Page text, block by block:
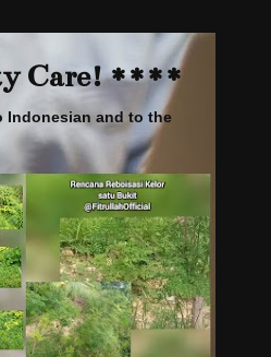
Care! ****
Indonesian and to the